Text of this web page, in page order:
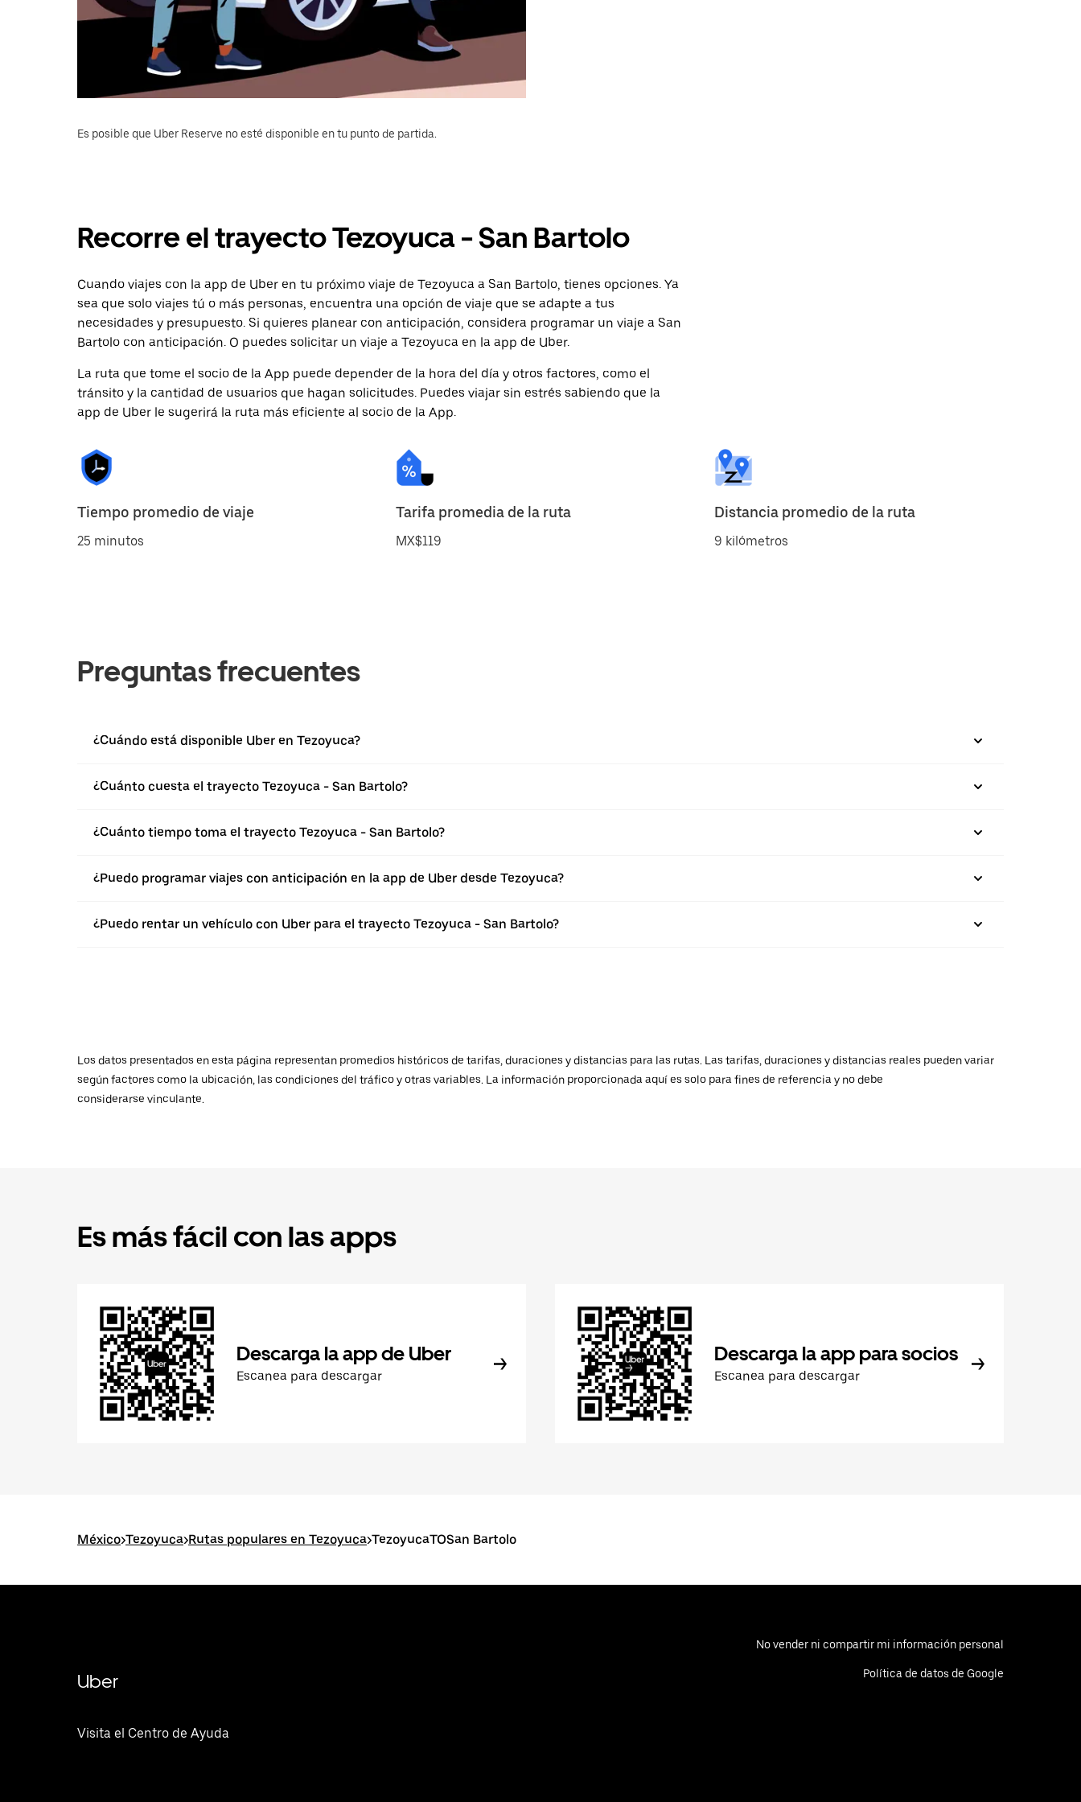
Es posible que Uber Reserve no esté disponible en tu punto de partida.
Recorre el trayecto Tezoyuca - San Bartolo
Cuando viajes con la app de Uber en tu próximo viaje de Tezoyuca a San Bartolo, tienes opciones. Ya
sea que solo viajes tú o más personas, encuentra una opción de viaje que se adapte a tus
necesidades y presupuesto. Si quieres planear con anticipación, considera programar un viaje a San
Bartolo con anticipación. O puedes solicitar un viaje a Tezoyuca en la app de Uber.
La ruta que tome el socio de la App puede depender de la hora del día y otros factores, como el
tránsito y la cantidad de usuarios que hagan solicitudes. Puedes viajar sin estrés sabiendo que la
app de Uber le sugerirá la ruta más eficiente al socio de la App.
Tiempo promedio de viaje
25 minutos
Tarifa promedia de la ruta
MX$119
Distancia promedio de la ruta
9 kilómetros
Preguntas frecuentes
¿Cuándo está disponible Uber en Tezoyuca?
¿Cuánto cuesta el trayecto Tezoyuca - San Bartolo?
¿Cuánto tiempo toma el trayecto Tezoyuca - San Bartolo?
¿Puedo programar viajes con anticipación en la app de Uber desde Tezoyuca?
¿Puedo rentar un vehículo con Uber para el trayecto Tezoyuca - San Bartolo?
Los datos presentados en esta página representan promedios históricos de tarifas, duraciones y distancias para las rutas. Las tarifas, duraciones y distancias reales pueden variar
según factores como la ubicación, las condiciones del tráfico y otras variables. La información proporcionada aquí es solo para fines de referencia y no debe
considerarse vinculante.
Es más fácil con las apps
Descarga la app de Uber
Escanea para descargar
Descarga la app para socios
Escanea para descargar
México>Tezoyuca>Rutas populares en Tezoyuca>TezoyucaTOSan Bartolo
Uber
Visita el Centro de Ayuda
No vender ni compartir mi información personal
Política de datos de Google